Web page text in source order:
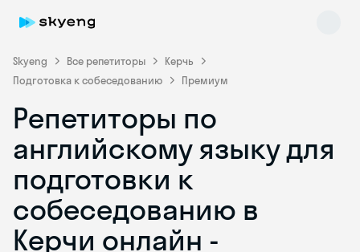
Skyeng Все репетиторы
Керчь
Подготовка к собеседованию
Премиум
Репетиторы по
английскому языку для
подготовки к
собеседованию в
Керчи онлайн -
Skyeng Chat